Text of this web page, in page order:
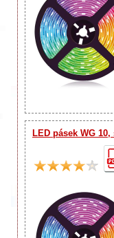
LED pásek WG